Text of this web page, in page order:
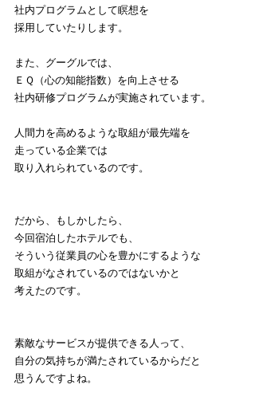
社内プログラムとして瞑想を
採用していたりします。
また、グーグルでは、
ＥＱ（心の知能指数）を向上させる
社内研修プログラムが実施されています。
人間力を高めるような取組が最先端を
走っている企業では
取り入れられているのです。
だから、もしかしたら、
今回宿泊したホテルでも、
そういう従業員の心を豊かにするような
取組がなされているのではないかと
考えたのです。
素敵なサービスが提供できる人って、
自分の気持ちが満たされているからだと
思うんですよね。